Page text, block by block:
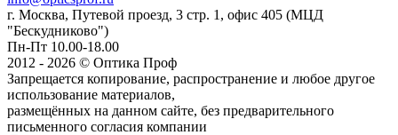
г. Москва, Путевой проезд, 3 стр. 1, офис 405 (МЦД
"Бескудниково")
Пн-Пт 10.00-18.00
2012 - 2026 © Оптика Проф
Запрещается копирование, распространение и любое другое
использование материалов,
размещённых на данном сайте, без предварительного
письменного согласия компании